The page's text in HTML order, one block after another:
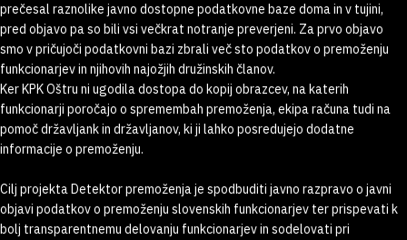
prečesal raznolike javno dostopne podatkovne baze doma in v tujini,
pred objavo pa so bili vsi večkrat notranje preverjeni. Za prvo objavo
smo v pričujoči podatkovni bazi zbrali več sto podatkov o premoženju
funkcionarjev in njihovih najožjih družinskih članov.
Ker KPK Oštru ni ugodila dostopa do kopij obrazcev, na katerih
funkcionarji poročajo o spremembah premoženja, ekipa računa tudi na
pomoč državljank in državljanov, ki ji lahko posredujejo dodatne
informacije o premoženju.
Cilj projekta Detektor premoženja je spodbuditi javno razpravo o javni
objavi podatkov o premoženju slovenskih funkcionarjev ter prispevati k
bolj transparentnemu delovanju funkcionarjev in sodelovati pri